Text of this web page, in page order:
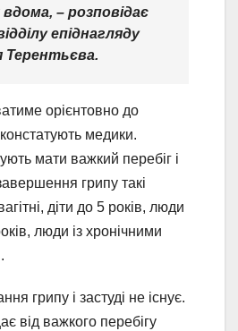
– розповідає
епіднагляду
Терентьєва.
орієнтовно до
медики.
мати важкий перебіг і
грипу такі
діти до 5 років, люди
люди із хронічними
грипу і застуді не існує.
від важкого перебігу